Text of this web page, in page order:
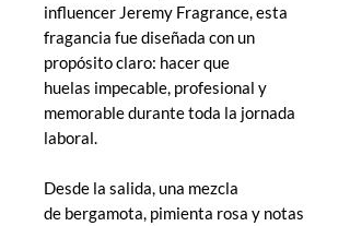
influencer Jeremy Fragrance, esta
fragancia fue diseñada con un
propósito claro: hacer que
huelas impecable, profesional y
memorable durante toda la jornada
laboral.
Desde la salida, una mezcla
de bergamota, pimienta rosa y notas